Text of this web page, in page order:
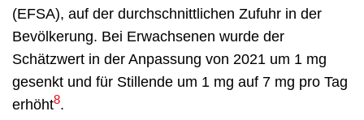
(EFSA), auf der durchschnittlichen Zufuhr in der
Bevölkerung. Bei Erwachsenen wurde der
Schätzwert in der Anpassung von 2021 um 1 mg
gesenkt und für Stillende um 1 mg auf 7 mg pro Tag
erhöht8.